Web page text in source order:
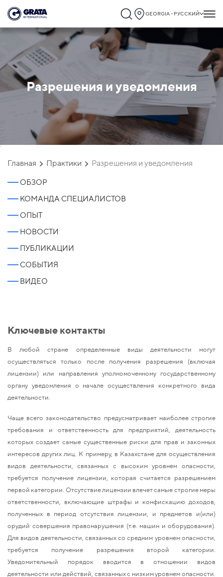
GEORGIA - РУССКИЙ
Разрешения и уведомления
`
Главная Практики Разрешения и уведомления
ОБЗОР
КОМАНДА СПЕЦИАЛИСТОВ
ОПЫТ
НОВОСТИ
ПУБЛИКАЦИИ
СОБЫТИЯ
ВИДЕО
Ключевые контакты
В любой стране определенные виды деятельности могут
осуществляться только после получения разрешения (включая
лицензии) или направления уполномоченному государственному
органу уведомления о начале осуществления конкретного вида
деятельности.
Чаще всего законодательство предусматривает наиболее строгие
требования и ответственность для предприятий, деятельность
которых создает самые существенные риски для прав и законных
интересов других лиц. К примеру, в Казахстане для осуществления
видов деятельности, связанных с высоким уровнем опасности,
требуется получение лицензии, которая считается разрешением
первой категории. Отсутствие лицензии влечет самые строгие меры
ответственности, включающие штрафы и конфискацию доходов,
полученных в период отсутствия лицензии, и предметов и(или)
орудий совершения правонарушения (т.е. машин и оборудования).
Для видов деятельности, связанных со средним уровнем опасности,
требуется получение разрешения второй категории.
Уведомительный порядок вводится в отношении видов
деятельности или действий, связанных с низким уровнем опасности.